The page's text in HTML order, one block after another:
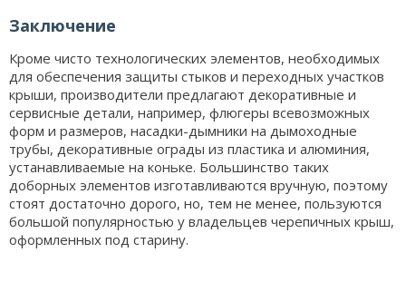
Заключение
Кроме чисто технологических элементов, необходимых
для обеспечения защиты стыков и переходных участков
крыши, производители предлагают декоративные и
сервисные детали, например, флюгеры всевозможных
форм и размеров, насадки-дымники на дымоходные
трубы, декоративные ограды из пластика и алюминия,
устанавливаемые на коньке. Большинство таких
доборных элементов изготавливаются вручную, поэтому
стоят достаточно дорого, но, тем не менее, пользуются
большой популярностью у владельцев черепичных крыш,
оформленных под старину.